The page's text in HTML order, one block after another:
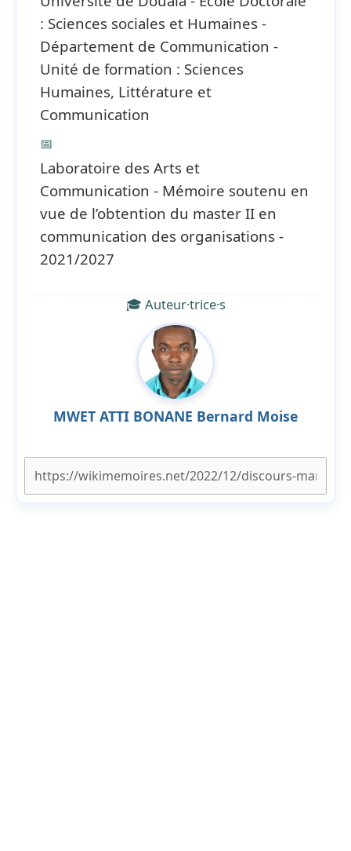
: Sciences sociales et Humaines -
Département de Communication -
Unité de formation : Sciences
Humaines, Littérature et
Communication
📅
Laboratoire des Arts et
Communication - Mémoire soutenu en
vue de l’obtention du master II en
communication des organisations -
2021/2027
🎓 Auteur·trice·s
MWET ATTI BONANE Bernard Moise